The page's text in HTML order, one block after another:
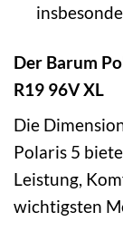
Der Barum
R19 96V XL
Die
Polaris 5
Leistung,
wichtigsten